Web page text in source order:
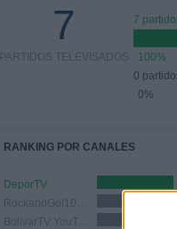
7
PARTIDOS TELEVISADOS
7
100%
0
0%
RANKING POR CANALES
DeporTV
BolívarTV YouTube